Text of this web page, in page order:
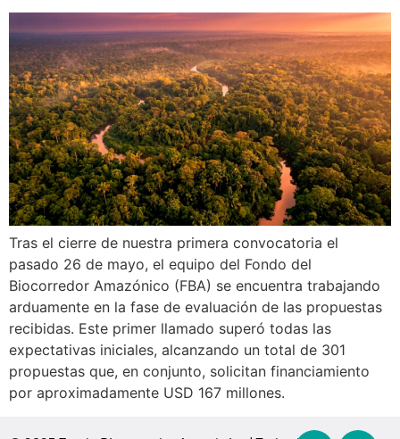
Tras el cierre de nuestra primera convocatoria el
pasado 26 de mayo, el equipo del Fondo del
Biocorredor Amazónico (FBA) se encuentra trabajando
arduamente en la fase de evaluación de las propuestas
recibidas. Este primer llamado superó todas las
expectativas iniciales, alcanzando un total de 301
propuestas que, en conjunto, solicitan financiamiento
por aproximadamente USD 167 millones.